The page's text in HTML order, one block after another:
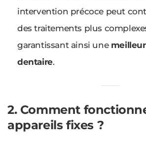
intervention précoce peut
des traitements plus
garantissant ainsi une
dentaire.
2. Comment
appareils fixes ?